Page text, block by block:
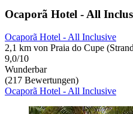
Ocaporã Hotel - All
Ocaporã Hotel - All Inclusive
2,1 km von Praia do Cupe
9,0/10
Wunderbar
(217 Bewertungen)
Ocaporã Hotel - All Inclusive